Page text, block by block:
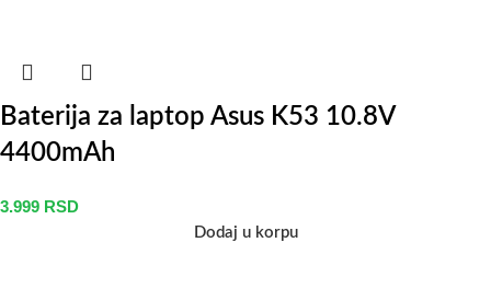
Baterija za laptop Asus K53 10.8V
4400mAh
3.999 RSD
Dodaj u korpu